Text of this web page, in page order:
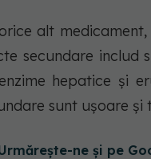
alt
secundare includ
hepatice și
sunt ușoare și
ne și pe